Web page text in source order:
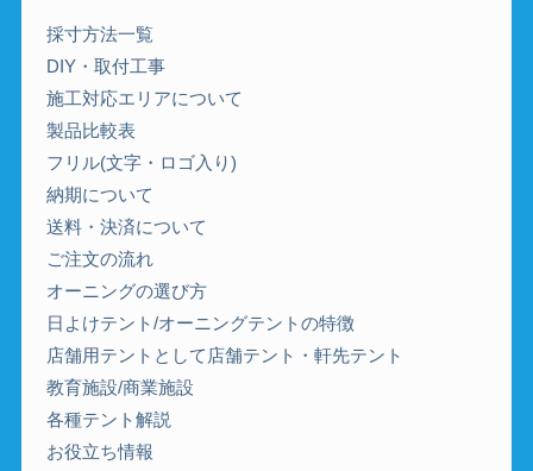
採寸方法一覧
DIY・取付工事
施工対応エリアについて
製品比較表
フリル(文字・ロゴ入り)
納期について
送料・決済について
ご注文の流れ
オーニングの選び方
日よけテント/オーニングテントの特徴
店舗用テントとして店舗テント・軒先テント
教育施設/商業施設
各種テント解説
お役立ち情報